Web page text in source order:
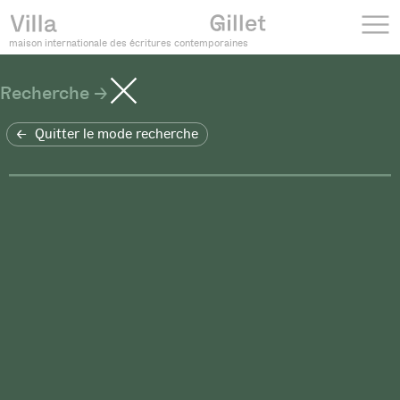
maison internationale des écritures contemporaines
Recherche
Quitter le mode recherche